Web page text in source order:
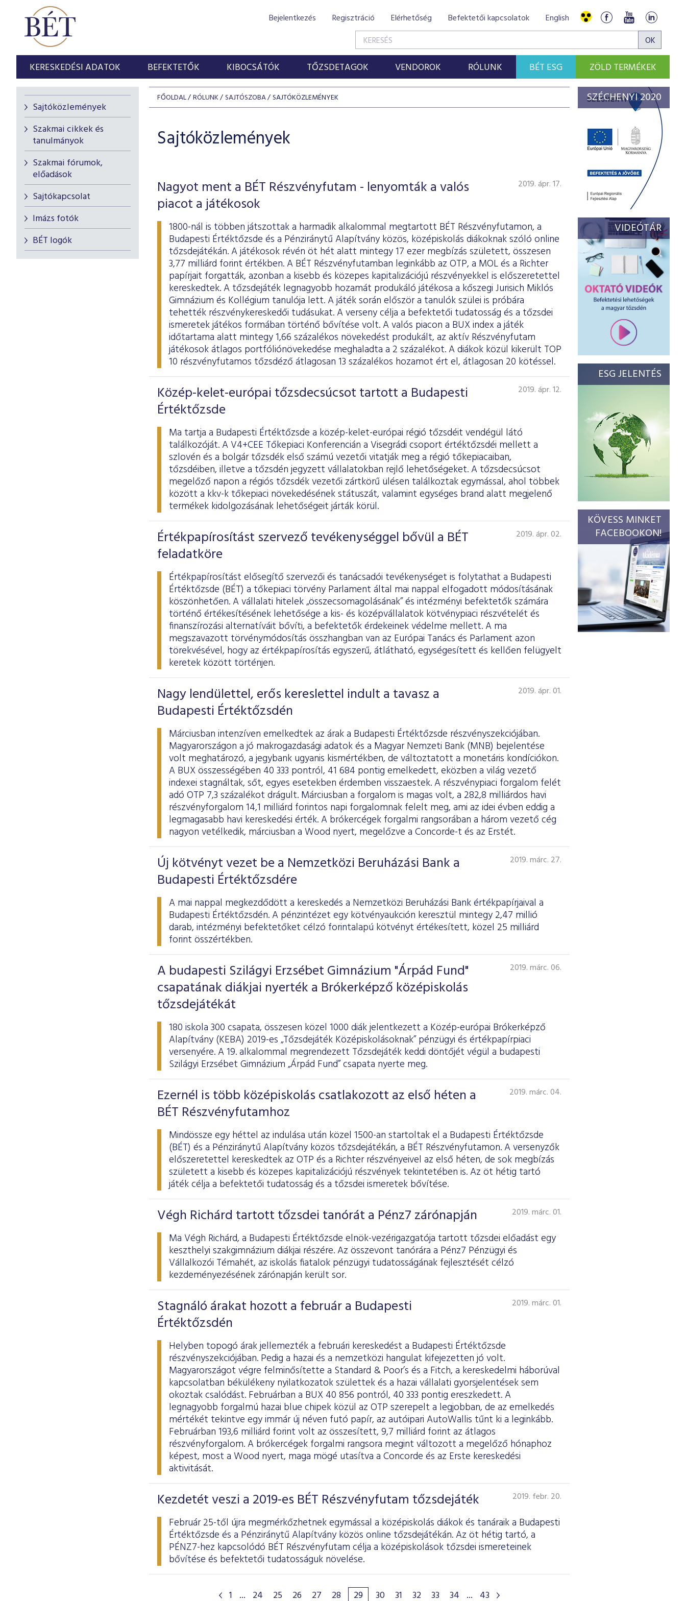
Bejelentkezés Regisztráció Elérhetőség Befektetői kapcsolatok English
KERESKEDÉSI ADATOK BEFEKTETŐK KIBOCSÁTÓK TŐZSDETAGOK VENDOROK RÓLUNK BÉT ESG ZÖLD TERMÉKEK
Sajtóközlemények
Szakmai cikkek és
tanulmányok
Szakmai fórumok,
előadások
Sajtókapcsolat
Imázs fotók
BÉT logók
FŐOLDAL RÓLUNK SAJTÓSZOBA SAJTÓKÖZLEMÉNYEK
Sajtóközlemények
Nagyot ment a BÉT Részvényfutam - lenyomták a valós
piacot a játékosok
2019. ápr. 17.
1800-nál is többen játszottak a harmadik alkalommal megtartott BÉT Részvényfutamon, a
Budapesti Értéktőzsde és a Pénziránytű Alapítvány közös, középiskolás diákoknak szóló online
tőzsdejátékán. A játékosok révén öt hét alatt mintegy 17 ezer megbízás született, összesen
3,77 milliárd forint értékben. A BÉT Részvényfutamban leginkább az OTP, a MOL és a Richter
papírjait forgatták, azonban a kisebb és közepes kapitalizációjú részvényekkel is előszeretettel
kereskedtek. A tőzsdejáték legnagyobb hozamát produkáló játékosa a kőszegi Jurisich Miklós
Gimnázium és Kollégium tanulója lett. A játék során először a tanulók szülei is próbára
tehették részvénykereskedői tudásukat. A verseny célja a befektetői tudatosság és a tőzsdei
ismeretek játékos formában történő bővítése volt. A valós piacon a BUX index a játék
időtartama alatt mintegy 1,66 százalékos növekedést produkált, az aktív Részvényfutam
játékosok átlagos portfóliónövekedése meghaladta a 2 százalékot. A diákok közül kikerült TOP
10 részvényfutamos tőzsdéző átlagosan 13 százalékos hozamot ért el, átlagosan 20 kötéssel.
Közép-kelet-európai tőzsdecsúcsot tartott a Budapesti
Értéktőzsde
2019. ápr. 12.
Ma tartja a Budapesti Értéktőzsde a közép-kelet-európai régió tőzsdéit vendégül látó
találkozóját. A V4+CEE Tőkepiaci Konferencián a Visegrádi csoport értéktőzsdéi mellett a
szlovén és a bolgár tőzsdék első számú vezetői vitatják meg a régió tőkepiacaiban,
tőzsdéiben, illetve a tőzsdén jegyzett vállalatokban rejlő lehetőségeket. A tőzsdecsúcsot
megelőző napon a régiós tőzsdék vezetői zártkörű ülésen találkoztak egymással, ahol többek
között a kkv-k tőkepiaci növekedésének státuszát, valamint egységes brand alatt megjelenő
termékek kidolgozásának lehetőségeit járták körül.
Értékpapírosítást szervező tevékenységgel bővül a BÉT
feladatköre
2019. ápr. 02.
Értékpapírosítást elősegítő szervezői és tanácsadói tevékenységet is folytathat a Budapesti
Értéktőzsde (BÉT) a tőkepiaci törvény Parlament által mai nappal elfogadott módosításának
köszönhetően. A vállalati hitelek „összecsomagolásának” és intézményi befektetők számára
történő értékesítésének lehetősége a kis- és középvállalatok kötvénypiaci részvételét és
finanszírozási alternatíváit bővíti, a befektetők érdekeinek védelme mellett. A ma
megszavazott törvénymódosítás összhangban van az Európai Tanács és Parlament azon
törekvésével, hogy az értékpapírosítás egyszerű, átlátható, egységesített és kellően felügyelt
keretek között történjen.
Nagy lendülettel, erős kereslettel indult a tavasz a
Budapesti Értéktőzsdén
2019. ápr. 01.
Márciusban intenzíven emelkedtek az árak a Budapesti Értéktőzsde részvényszekciójában.
Magyarországon a jó makrogazdasági adatok és a Magyar Nemzeti Bank (MNB) bejelentése
volt meghatározó, a jegybank ugyanis kismértékben, de változtatott a monetáris kondíciókon.
A BUX összességében 40 333 pontról, 41 684 pontig emelkedett, eközben a világ vezető
indexei stagnáltak, sőt, egyes esetekben érdemben visszaestek. A részvénypiaci forgalom felét
adó OTP 7,3 százalékot drágult. Márciusban a forgalom is magas volt, a 282,8 milliárdos havi
részvényforgalom 14,1 milliárd forintos napi forgalomnak felelt meg, ami az idei évben eddig a
legmagasabb havi kereskedési érték. A brókercégek forgalmi rangsorában a három vezető cég
nagyon vetélkedik, márciusban a Wood nyert, megelőzve a Concorde-t és az Erstét.
Új kötvényt vezet be a Nemzetközi Beruházási Bank a
Budapesti Értéktőzsdére
2019. márc. 27.
A mai nappal megkezdődött a kereskedés a Nemzetközi Beruházási Bank értékpapírjaival a
Budapesti Értéktőzsdén. A pénzintézet egy kötvényaukción keresztül mintegy 2,47 millió
darab, intézményi befektetőket célzó forintalapú kötvényt értékesített, közel 25 milliárd
forint összértékben.
A budapesti Szilágyi Erzsébet Gimnázium "Árpád Fund"
csapatának diákjai nyerték a Brókerképző középiskolás
tőzsdejátékát
2019. márc. 06.
180 iskola 300 csapata, összesen közel 1000 diák jelentkezett a Közép-európai Brókerképző
Alapítvány (KEBA) 2019-es „Tőzsdejáték Középiskolásoknak” pénzügyi és értékpapírpiaci
versenyére. A 19. alkalommal megrendezett Tőzsdejáték keddi döntőjét végül a budapesti
Szilágyi Erzsébet Gimnázium „Árpád Fund” csapata nyerte meg.
Ezernél is több középiskolás csatlakozott az első héten a
BÉT Részvényfutamhoz
2019. márc. 04.
Mindössze egy héttel az indulása után közel 1500-an startoltak el a Budapesti Értéktőzsde
(BÉT) és a Pénziránytű Alapítvány közös tőzsdejátékán, a BÉT Részvényfutamon. A versenyzők
előszeretettel kereskedtek az OTP és a Richter részvényeivel az első héten, de sok megbízás
született a kisebb és közepes kapitalizációjú részvények tekintetében is. Az öt hétig tartó
játék célja a befektetői tudatosság és a tőzsdei ismeretek bővítése.
Végh Richárd tartott tőzsdei tanórát a Pénz7 zárónapján 2019. márc. 01.
Ma Végh Richárd, a Budapesti Értéktőzsde elnök-vezérigazgatója tartott tőzsdei előadást egy
keszthelyi szakgimnázium diákjai részére. Az összevont tanórára a Pénz7 Pénzügyi és
Vállalkozói Témahét, az iskolás fiatalok pénzügyi tudatosságának fejlesztését célzó
kezdeményezésének zárónapján került sor.
Stagnáló árakat hozott a február a Budapesti
Értéktőzsdén
2019. márc. 01.
Helyben topogó árak jellemezték a februári kereskedést a Budapesti Értéktőzsde
részvényszekciójában. Pedig a hazai és a nemzetközi hangulat kifejezetten jó volt.
Magyarországot végre felminősítette a Standard & Poor’s és a Fitch, a kereskedelmi háborúval
kapcsolatban békülékeny nyilatkozatok születtek és a hazai vállalati gyorsjelentések sem
okoztak csalódást. Februárban a BUX 40 856 pontról, 40 333 pontig ereszkedett. A
legnagyobb forgalmú hazai blue chipek közül az OTP szerepelt a legjobban, de az emelkedés
mértékét tekintve egy immár új néven futó papír, az autóipari AutoWallis tűnt ki a leginkább.
Februárban 193,6 milliárd forint volt az összesített, 9,7 milliárd forint az átlagos
részvényforgalom. A brókercégek forgalmi rangsora megint változott a megelőző hónaphoz
képest, most a Wood nyert, maga mögé utasítva a Concorde és az Erste kereskedési
aktivitását.
Kezdetét veszi a 2019-es BÉT Részvényfutam tőzsdejáték 2019. febr. 20.
Február 25-től újra megmérkőzhetnek egymással a középiskolás diákok és tanáraik a Budapesti
Értéktőzsde és a Pénziránytű Alapítvány közös online tőzsdejátékán. Az öt hétig tartó, a
PÉNZ7-hez kapcsolódó BÉT Részvényfutam célja a középiskolások tőzsdei ismereteinek
bővítése és befektetői tudatosságuk növelése.
1 ... 24 25 26 27 28 29 30 31 32 33 34 ... 43
SZÉCHENYI 2020
VIDEÓTÁR
ESG JELENTÉS
KÖVESS MINKET
FACEBOOKON!